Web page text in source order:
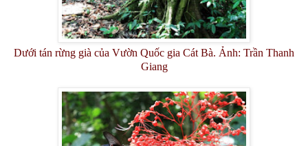
Dưới tán rừng già của Vườn Quốc gia Cát Bà. Ảnh: Trần Thanh
Giang